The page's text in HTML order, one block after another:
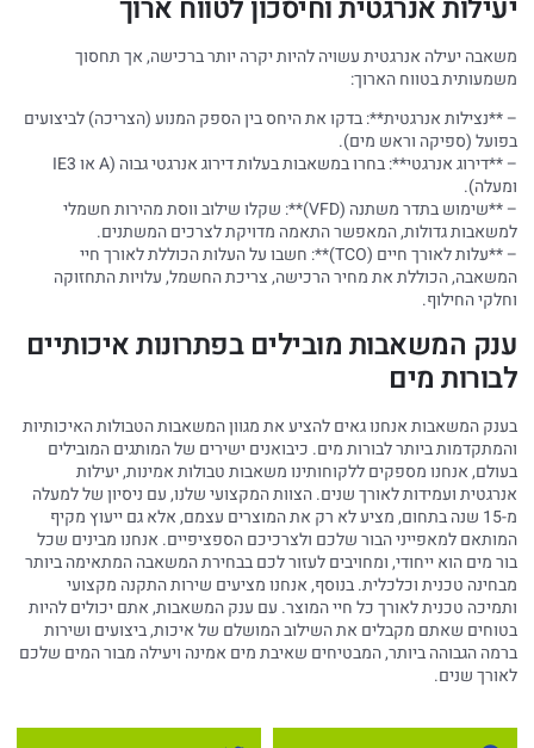
יעילות אנרגטית וחיסכון לטווח ארוך
משאבה יעילה אנרגטית עשויה להיות יקרה יותר ברכישה, אך תחסוך
משמעותית בטווח הארוך:
– **נצילות אנרגטית**: בדקו את היחס בין הספק המנוע (הצריכה) לביצועים
בפועל (ספיקה וראש מים).
– **דירוג אנרגטי**: בחרו במשאבות בעלות דירוג אנרגטי גבוה (A או IE3
ומעלה).
– **שימוש בתדר משתנה (VFD)**: שקלו שילוב ווסת מהירות חשמלי
למשאבות גדולות, המאפשר התאמה מדויקת לצרכים המשתנים.
– **עלות לאורך חיים (TCO)**: חשבו על העלות הכוללת לאורך חיי
המשאבה, הכוללת את מחיר הרכישה, צריכת החשמל, עלויות התחזוקה
וחלקי החילוף.
ענק המשאבות מובילים בפתרונות איכותיים
לבורות מים
בענק המשאבות אנחנו גאים להציע את מגוון המשאבות הטבולות האיכותיות
והמתקדמות ביותר לבורות מים. כיבואנים ישירים של המותגים המובילים
בעולם, אנחנו מספקים ללקוחותינו משאבות טבולות אמינות, יעילות
אנרגטית ועמידות לאורך שנים. הצוות המקצועי שלנו, עם ניסיון של למעלה
מ-15 שנה בתחום, מציע לא רק את המוצרים עצמם, אלא גם ייעוץ מקיף
המותאם למאפייני הבור שלכם ולצרכיכם הספציפיים. אנחנו מבינים שכל
בור מים הוא ייחודי, ומחויבים לעזור לכם בבחירת המשאבה המתאימה ביותר
מבחינה טכנית וכלכלית. בנוסף, אנחנו מציעים שירות התקנה מקצועי
ותמיכה טכנית לאורך כל חיי המוצר. עם ענק המשאבות, אתם יכולים להיות
בטוחים שאתם מקבלים את השילוב המושלם של איכות, ביצועים ושירות
ברמה הגבוהה ביותר, המבטיחים שאיבת מים אמינה ויעילה מבור המים שלכם
לאורך שנים.